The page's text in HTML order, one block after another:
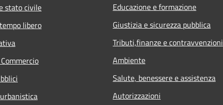
stato civile
libero
Educazione e formazione
Giustizia e sicurezza pubblica
Tributi,finanze e contravvenzioni
Ambiente
Salute, benessere e assistenza
Autorizzazioni